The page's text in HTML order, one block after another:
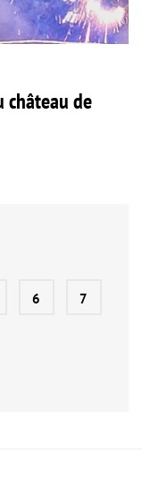
château de
6 7